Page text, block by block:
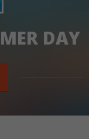
DAY